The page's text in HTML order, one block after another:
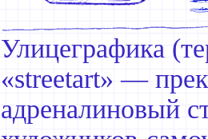
Улицеграфика
«streetart» —
адреналиновый